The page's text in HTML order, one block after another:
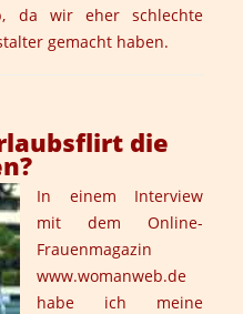
da wir eher schlechte
gemacht haben.
die
In einem Interview
mit dem Online-
Frauenmagazin
www.womanweb.de
habe ich meine